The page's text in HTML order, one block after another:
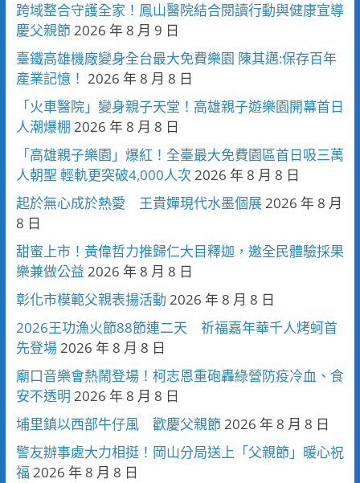
跨域整合守護全家！鳳山醫院結合閱讀行動與健康宣導
慶父親節2026 年 8 月 9 日
臺鐵高雄機廠變身全台最大免費樂園 陳其邁:保存百年
產業記憶！ 2026 年 8 月 8 日
「火車醫院」變身親子天堂！高雄親子遊樂園開幕首日
人潮爆棚 2026 年 8 月 8 日
「高雄親子樂園」爆紅！全臺最大免費園區首日吸三萬
人朝聖 輕軌更突破4,000人次 2026 年 8 月 8 日
起於無心成於熱愛 王貴嬋現代水墨個展2026 年 8 月
8 日
甜蜜上市！黃偉哲力推歸仁大目釋迦，邀全民體驗採果
樂兼做公益 2026 年 8 月 8 日
彰化市模範父親表揚活動 2026 年 8 月 8 日
2026王功漁火節88節連二天 祈福嘉年華千人烤蚵首
先登場2026 年 8 月 8 日
廟口音樂會熱鬧登場！柯志恩重砲轟綠營防疫冷血、食
安不透明 2026 年 8 月 8 日
埔里鎮以西部牛仔風 歡慶父親節2026 年 8 月 8 日
警友辦事處大力相挺！岡山分局送上「父親節」暖心祝
福 2026 年 8 月 8 日